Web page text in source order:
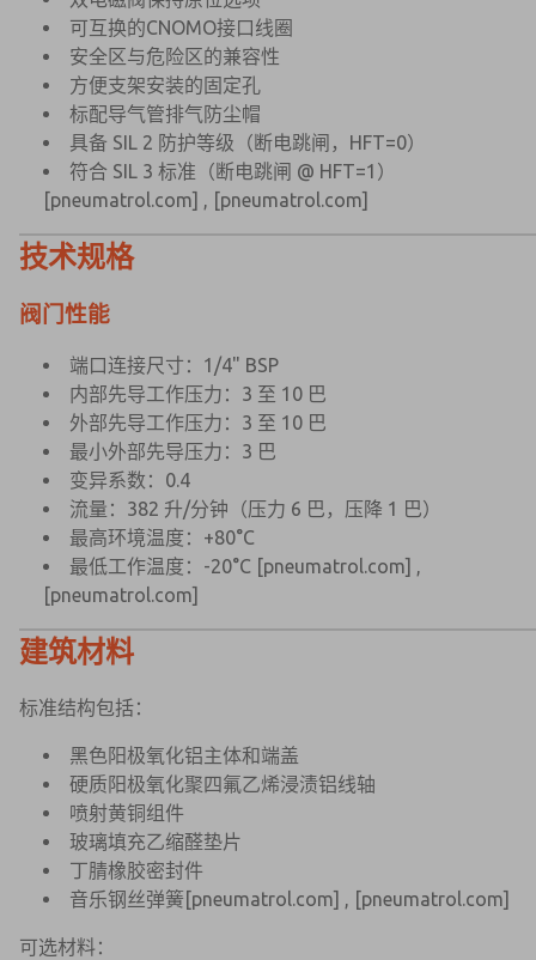
可互换的CNOMO接口线圈
安全区与危险区的兼容性
方便支架安装的固定孔
标配导气管排气防尘帽
具备 SIL 2 防护等级（断电跳闸，HFT=0）
符合 SIL 3 标准（断电跳闸 @ HFT=1）
[pneumatrol.com] , [pneumatrol.com]
技术规格
阀门性能
端口连接尺寸：1/4" BSP
内部先导工作压力：3 至 10 巴
外部先导工作压力：3 至 10 巴
最小外部先导压力：3 巴
变异系数：0.4
流量：382 升/分钟（压力 6 巴，压降 1 巴）
最高环境温度：+80°C
最低工作温度：-20°C [pneumatrol.com] ,
[pneumatrol.com]
建筑材料
标准结构包括：
黑色阳极氧化铝主体和端盖
硬质阳极氧化聚四氟乙烯浸渍铝线轴
喷射黄铜组件
玻璃填充乙缩醛垫片
丁腈橡胶密封件
音乐钢丝弹簧 [pneumatrol.com] , [pneumatrol.com]
可选材料：